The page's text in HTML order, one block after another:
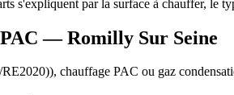
s'expliquent par la surface à chauffer, le
PAC —Romilly Sur Seine
RE2020)), chauffage PAC ou gaz